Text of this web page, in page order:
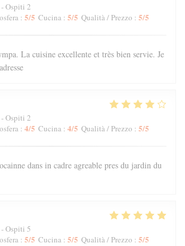
Ospiti 2
: 5/5 Cucina : 5/5 Qualità / Prezzo : 5/5
La cuisine excellente et très bien servie. Je
Ospiti 2
: 4/5 Cucina : 4/5 Qualità / Prezzo : 5/5
dans in cadre agreable pres du jardin du
Ospiti 5
: 5/5 Cucina : 5/5 Qualità / Prezzo : 5/5